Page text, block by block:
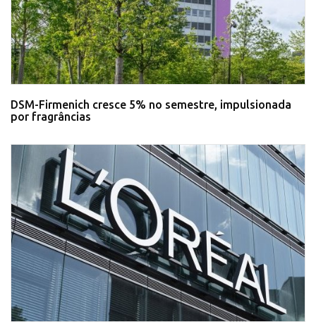
DSM-Firmenich cresce 5% no semestre, impulsionada
por fragrâncias